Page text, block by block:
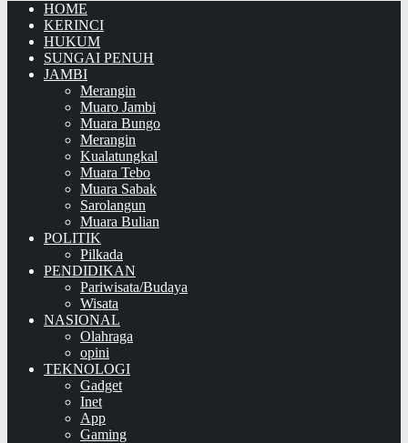
HOME
KERINCI
HUKUM
SUNGAI PENUH
JAMBI
Merangin
Muaro Jambi
Muara Bungo
Merangin
Kualatungkal
Muara Tebo
Muara Sabak
Sarolangun
Muara Bulian
POLITIK
Pilkada
PENDIDIKAN
Pariwisata/Budaya
Wisata
NASIONAL
Olahraga
opini
TEKNOLOGI
Gadget
Inet
App
Gaming